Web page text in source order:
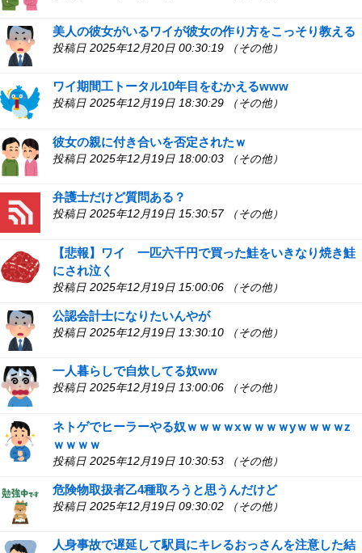
美人の彼女がいるワイが彼女の作り方をこっそり教える
投稿日 2025年12月20日 00:30:19 （その他）
ワイ期間工トータル10年目をむかえるwww
投稿日 2025年12月19日 18:30:29 （その他）
彼女の親に付き合いを否定されたｗ
投稿日 2025年12月19日 18:00:03 （その他）
弁護士だけど質問ある？
投稿日 2025年12月19日 15:30:57 （その他）
【悲報】ワイ 一匹六千円で買った鮭をいきなり焼き鮭
にされ泣く
投稿日 2025年12月19日 15:00:06 （その他）
公認会計士になりたいんやが
投稿日 2025年12月19日 13:30:10 （その他）
一人暮らしで自炊してる奴ww
投稿日 2025年12月19日 13:00:06 （その他）
ネトゲでヒーラーやる奴ｗｗｗｗxｗｗｗｗyｗｗｗｗz
ｗｗｗｗ
投稿日 2025年12月19日 10:30:53 （その他）
危険物取扱者乙4種取ろうと思うんだけど
投稿日 2025年12月19日 09:30:02 （その他）
人身事故で遅延して駅員にキレるおっさんを注意した結